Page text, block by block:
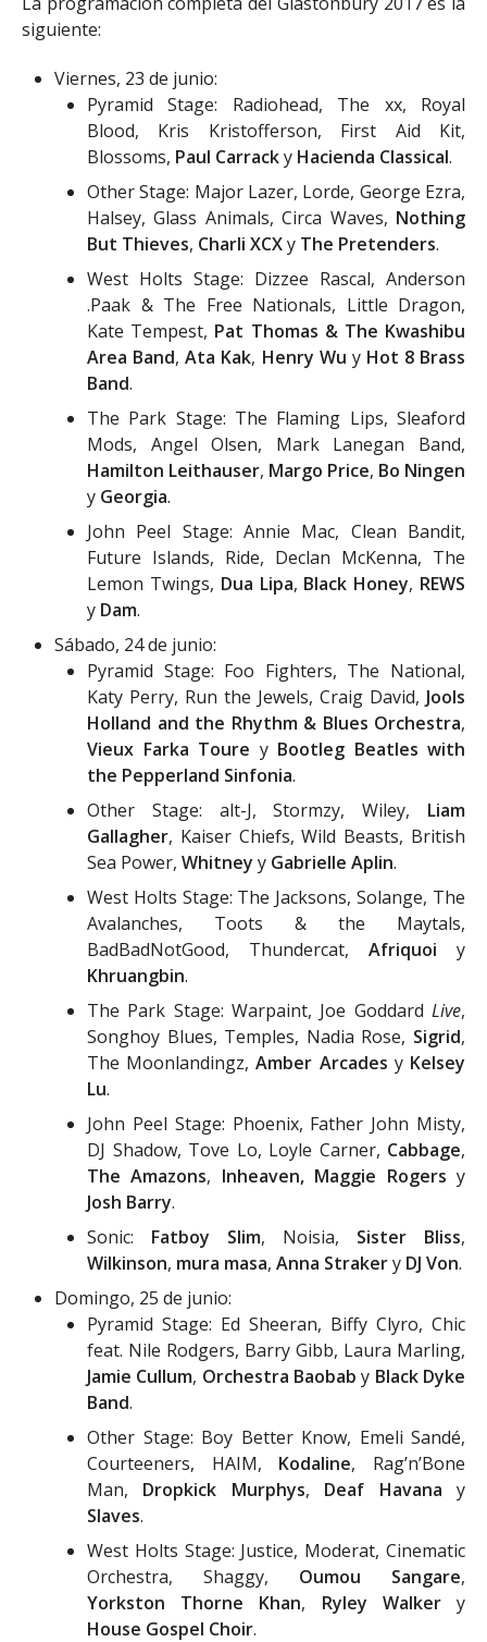
siguiente:
Viernes, 23 de junio:
Pyramid Stage: Radiohead, The xx, Royal
Blood, Kris Kristofferson, First Aid Kit,
Blossoms, Paul Carracky Hacienda Classical.
Other Stage: Major Lazer, Lorde, George Ezra,
Halsey, Glass Animals, Circa Waves, Nothing
But Thieves, Charli XCXy The Pretenders.
West Holts Stage: Dizzee Rascal, Anderson
.Paak & The Free Nationals, Little Dragon,
Kate Tempest, Pat Thomas & The Kwashibu
Area Band,Ata Kak, Henry Wu y Hot 8 Brass
Band.
The Park Stage: The Flaming Lips, Sleaford
Mods, Angel Olsen, Mark Lanegan Band,
Hamilton Leithauser, Margo Price, Bo Ningen
y Georgia.
John Peel Stage: Annie Mac, Clean Bandit,
Future Islands, Ride, Declan McKenna, The
Lemon Twings, Dua Lipa, Black Honey, REWS
y Dam.
Sábado, 24 de junio:
Pyramid Stage: Foo Fighters, The National,
Katy Perry, Run the Jewels, Craig David, Jools
Holland and the Rhythm & Blues Orchestra,
Vieux Farka Toure y Bootleg Beatles with
the Pepperland Sinfonia.
Other Stage: alt-J, Stormzy, Wiley, Liam
Gallagher, Kaiser Chiefs, Wild Beasts, British
Sea Power, Whitney y Gabrielle Aplin.
West Holts Stage: The Jacksons, Solange, The
Avalanches, Toots & the Maytals,
BadBadNotGood, Thundercat, Afriquoi y
Khruangbin.
The Park Stage: Warpaint, Joe Goddard Live,
Songhoy Blues, Temples, Nadia Rose, Sigrid,
The Moonlandingz,Amber Arcades y Kelsey
Lu.
John Peel Stage: Phoenix, Father John Misty,
DJ Shadow, Tove Lo, Loyle Carner, Cabbage,
The Amazons, Inheaven, Maggie Rogers y
Josh Barry.
Sonic: Fatboy Slim, Noisia, Sister Bliss,
Wilkinson, mura masa, Anna Strakery DJ Von.
Domingo, 25 de junio:
Pyramid Stage: Ed Sheeran, Biffy Clyro, Chic
feat. Nile Rodgers, Barry Gibb, Laura Marling,
Jamie Cullum, Orchestra Baobab y Black Dyke
Band.
Other Stage: Boy Better Know, Emeli Sandé,
Courteeners, HAIM, Kodaline, Rag’n’Bone
Man, Dropkick Murphys, Deaf Havana y
Slaves.
West Holts Stage: Justice, Moderat, Cinematic
Orchestra, Shaggy, Oumou Sangare,
Yorkston Thorne Khan, Ryley Walkery
House Gospel Choir.